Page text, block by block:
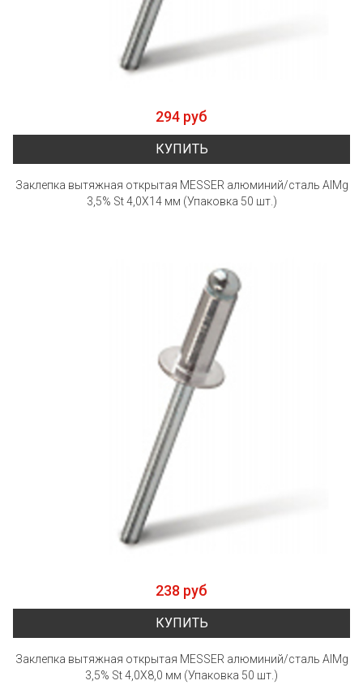
294 руб
КУПИТЬ
Заклепка вытяжная открытая MESSER алюминий/сталь AlMg
3,5% St 4,0X14 мм (Упаковка 50 шт.)
238 руб
КУПИТЬ
Заклепка вытяжная открытая MESSER алюминий/сталь AlMg
3,5% St 4,0X8,0 мм (Упаковка 50 шт.)